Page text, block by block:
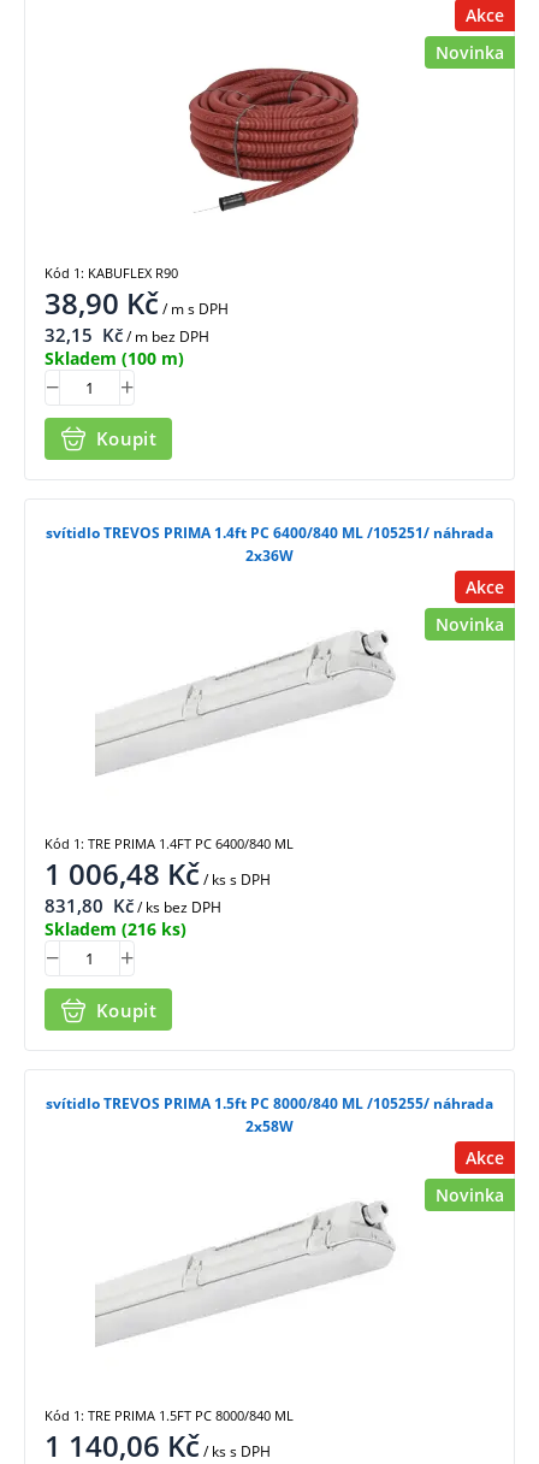
Akce
Novinka
38,90 Kč/ ms DPH
32,15 Kč/ m bez DPH
Skladem (100 m)
Koupit
Kód 1: KABUFLEX R90
Akce
Novinka
svítidlo TREVOS PRIMA 1.4ft PC 6400/840 ML /105251/ náhrada
2x36W
1 006,48 Kč/ kss DPH
831,80 Kč/ ks bez DPH
Skladem (216 ks)
Koupit
Kód 1: TRE PRIMA 1.4FT PC 6400/840 ML
Akce
Novinka
svítidlo TREVOS PRIMA 1.5ft PC 8000/840 ML /105255/ náhrada
2x58W
1 140,06 Kč/ kss DPH
Kód 1: TRE PRIMA 1.5FT PC 8000/840 ML